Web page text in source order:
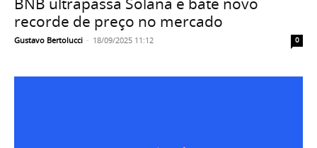
recorde de preço no mercado
Gustavo Bertolucci - 18/09/2025 11:12 0